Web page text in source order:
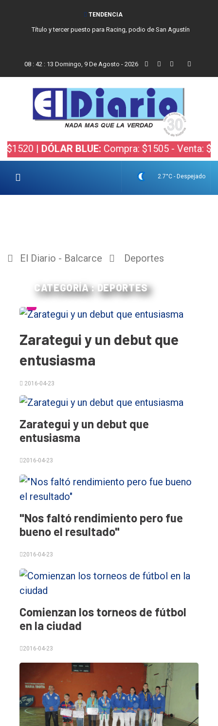
TENDENCIA
San Cayetano, el trabajo y una nueva etapa para la comunidad católica
08 : 42 : 14 Domingo, 9 De Agosto - 2026
| DÓLAR BLUE: Compra: $1505 - Venta: $1525 |
2.7°C - Despejado
El
único
Balcarce
Tendencia
Cultura
Entrevistas
El Diario - Balcarce Deportes
CATEGORÍA : DEPORTES
Zarategui y un debut que
entusiasma
2016-04-23
Zarategui y un debut que
entusiasma
2016-04-23
"Nos faltó rendimiento pero fue
bueno el resultado"
2016-04-23
Comienzan los torneos de fútbol
en la ciudad
2016-04-23